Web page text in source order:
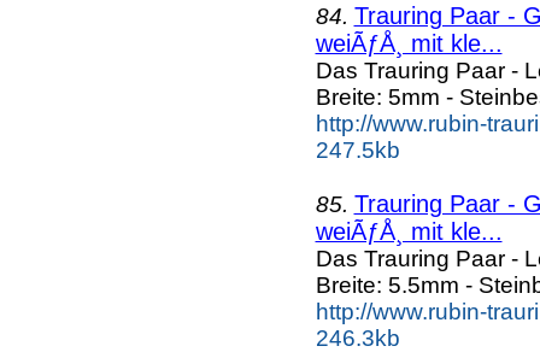
84. Trauring Paar -
weiÃƒÅ¸ mit kle...
Das Trauring Paar -
Breite: 5mm -
http://www.rubin-
247.5kb
85. Trauring Paar -
weiÃƒÅ¸ mit kle...
Das Trauring Paar -
Breite: 5.5mm -
http://www.rubin-
246.3kb